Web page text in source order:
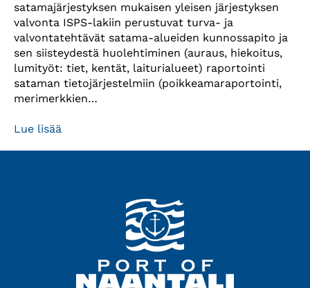
satamajärjestyksen mukaisen yleisen järjestyksen
valvonta ISPS-lakiin perustuvat turva- ja
valvontatehtävät satama-alueiden kunnossapito ja
sen siisteydestä huolehtiminen (auraus, hiekoitus,
lumityöt: tiet, kentät, laiturialueet) raportointi
sataman tietojärjestelmiin (poikkeamaraportointi,
merimerkkien…
Lue lisää